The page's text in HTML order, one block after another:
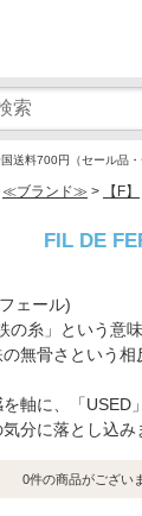
国送料700円（セール品・
≪ブランド≫ > 【F】
FIL DE
ェール)
の糸」という意
無骨さという
軸に、「USED
分に落とし込み
0件の商品がござい